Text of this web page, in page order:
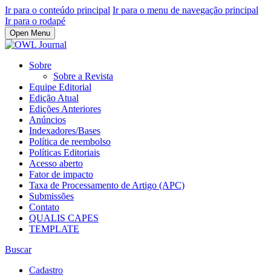
Ir para o conteúdo principal Ir para o menu de navegação principal
Ir para o rodapé
Open Menu
Sobre
Sobre a Revista
Equipe Editorial
Edição Atual
Edições Anteriores
Anúncios
Indexadores/Bases
Política de reembolso
Políticas Editoriais
Acesso aberto
Fator de impacto
Taxa de Processamento de Artigo (APC)
Submissões
Contato
QUALIS CAPES
TEMPLATE
Buscar
Cadastro